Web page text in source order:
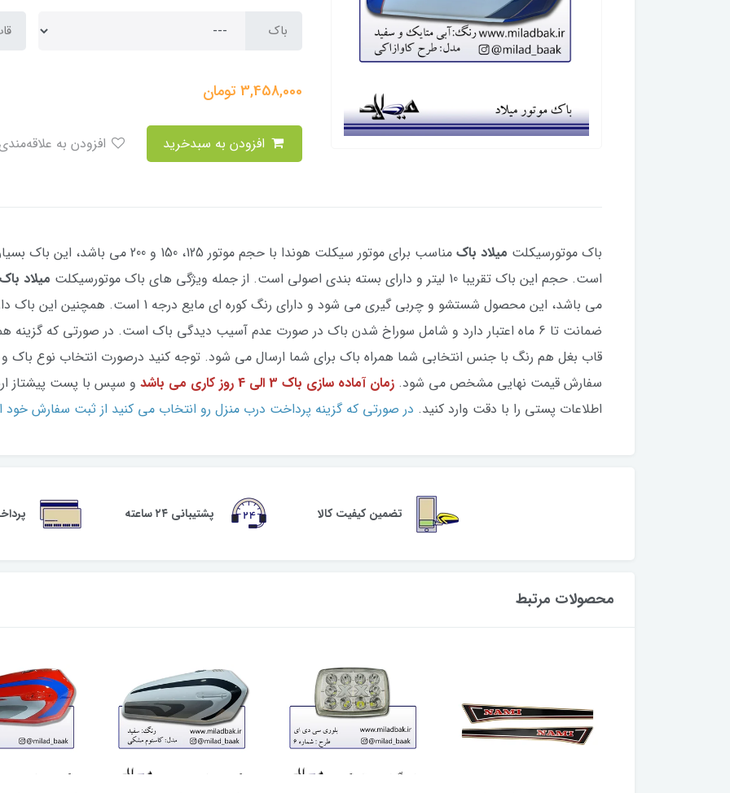
باک
3,458,000تومان
باک موتورسیکلت میلاد باک
است. حجم این باک تقریبا 10 لیتر و دارای بسته بندی اصولی است. از جمله ویژگی های باک موتورسیکلت
میلاد باک
می باشد، این محصول شستشو و چربی گیری می شود و
ضمانت تا 6 ماه اعتبار دارد و شامل سوراخ شدن باک در صورت عدم آسیب دیدگی باک است. در صورتی که
قاب بغل هم رنگ با جنس انتخابی شما همراه باک برای شما ارسال می شود. توجه کنید درصورت انتخاب نوع باک و
سفارش قیمت نهایی مشخص می شود. زمان آماده سازی باک 3 الی 4 روز کاری می باشد
و سپس با پست پیشتاز
اطلاعات پستی را با دقت وارد کنید. در صورتی که گزینه پرداخت درب منزل رو انتخاب می کنید از ثبت سفارش خود
تضمین کیفیت کالا پشتیبانی ۲۴ ساعته
محصولات مرتبط